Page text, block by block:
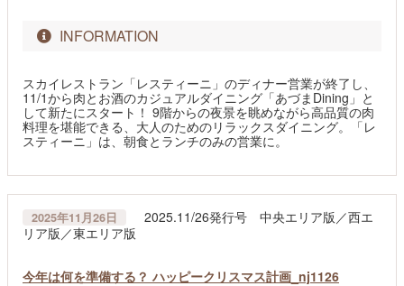
INFORMATION
スカイレストラン「レスティーニ」のディナー営業が終了し、
11/1から肉とお酒のカジュアルダイニング「あづまDining」と
して新たにスタート！ 9階からの夜景を眺めながら高品質の肉
料理を堪能できる、大人のためのリラックスダイニング。「レ
スティーニ」は、朝食とランチのみの営業に。
2025年11月26日
2025.11/26発行号 中央エリア版／西エ
リア版／東エリア版
今年は何を準備する？ ハッピークリスマス計画_nj1126